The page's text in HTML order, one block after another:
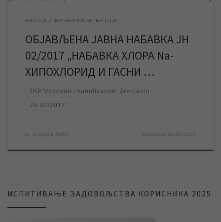
ВЕСТИ НАЈНОВИЈЕ ВЕСТИ
ОБЈАВЉЕНА ЈАВНА НАБАВКА ЈН
02/2017 „НАБАВКА ХЛОРА Na-
ХИПОХЛОРИД И ГАСНИ …
JKP"Vodovod i kanalizacija" Zrenjanin
JN 02/2017
by Dragana Rašić Published 18/01/2017
ИСПИТИВАЊЕ ЗАДОВОЉСТВА КОРИСНИКА 2025